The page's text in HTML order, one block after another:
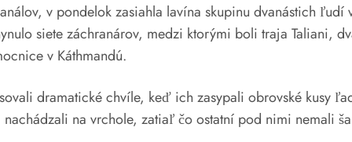
v pondelok zasiahla lavína skupinu dvanástich
siete záchranárov, medzi ktorými boli traja Taliani,
v Káthmandú.
dramatické chvíle, keď ich zasypali obrovské kusy
nachádzali na vrchole, zatiaľ čo ostatní pod nimi nemali